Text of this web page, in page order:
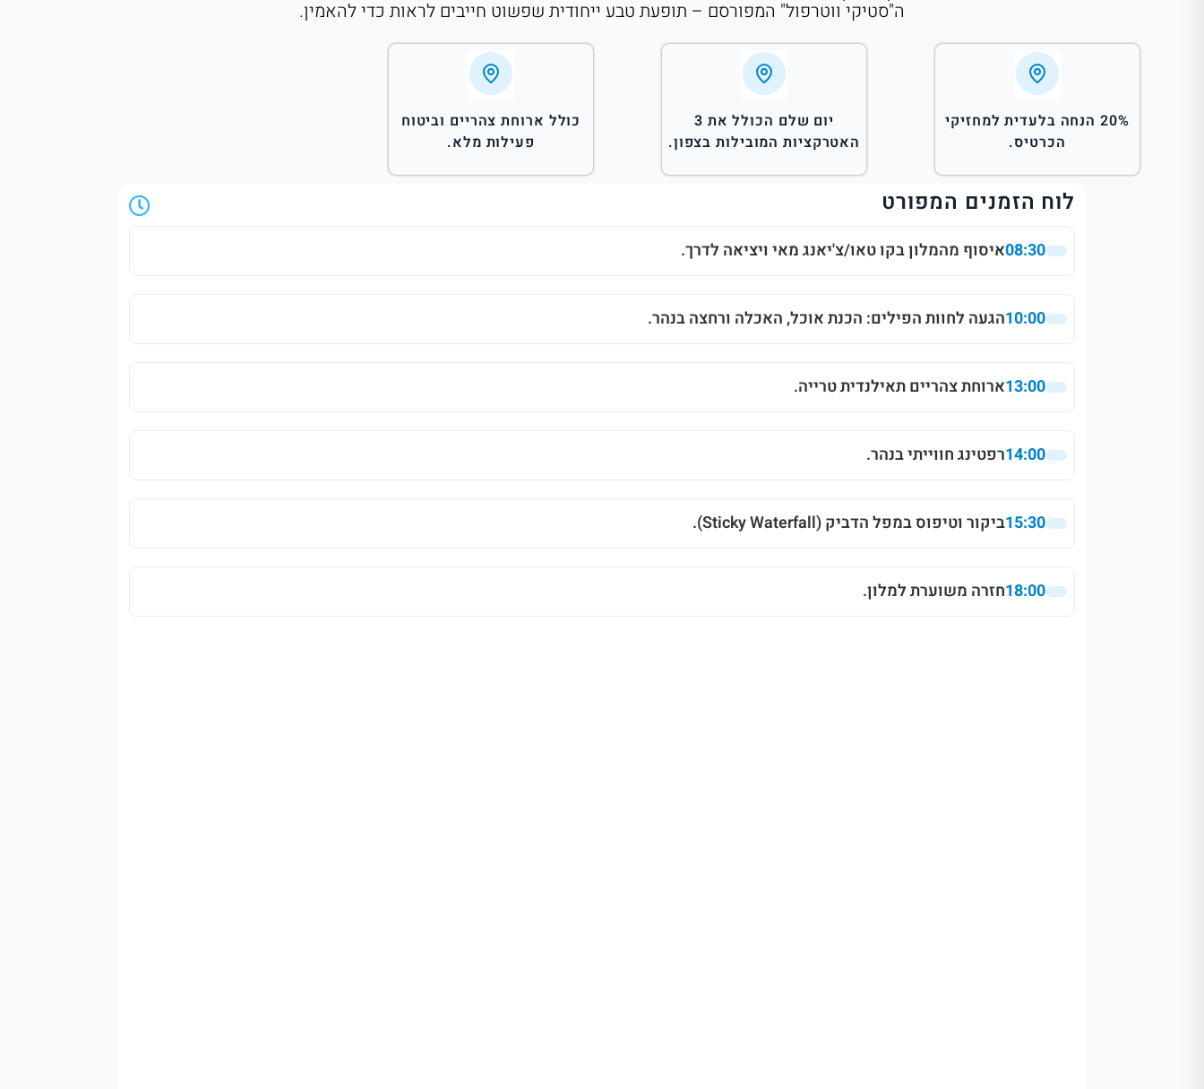
ה"סטיקי ווטרפול" המפורסם – תופעת טבע ייחודית שפשוט חייבים לראות כדי להאמין.
20% הנחה בלעדית למחזיקי
הכרטיס.
יום שלם הכולל את 3
האטרקציות המובילות בצפון.
כולל ארוחת צהריים וביטוח
פעילות מלא.
לוח הזמנים המפורט
08:30איסוף מהמלון בקו טאו/צ'יאנג מאי ויציאה לדרך.
10:00הגעה לחוות הפילים: הכנת אוכל, האכלה ורחצה בנהר.
13:00ארוחת צהריים תאילנדית טרייה.
14:00רפטינג חווייתי בנהר.
15:30ביקור וטיפוס במפל הדביק (Sticky Waterfall).
18:00חזרה משוערת למלון.